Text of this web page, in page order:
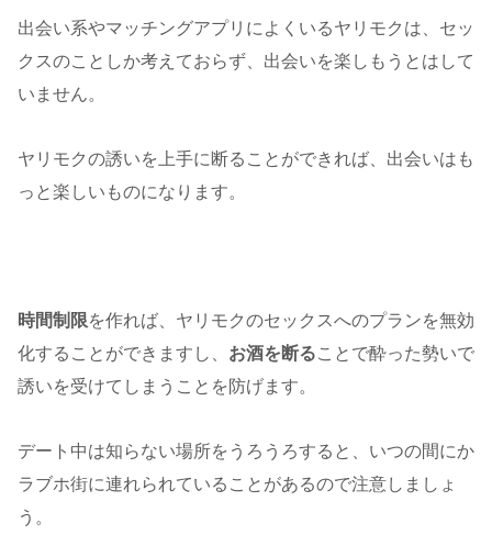
出会い系やマッチングアプリによくいるヤリモクは、セッ
クスのことしか考えておらず、出会いを楽しもうとはして
いません。
ヤリモクの誘いを上手に断ることができれば、出会いはも
っと楽しいものになります。
時間制限を作れば、ヤリモクのセックスへのプランを無効
化することができますし、 お酒を断ることで酔った勢いで
誘いを受けてしまうことを防げます。
デート中は知らない場所をうろうろすると、いつの間にか
ラブホ街に連れられていることがあるので注意しましょ
う。